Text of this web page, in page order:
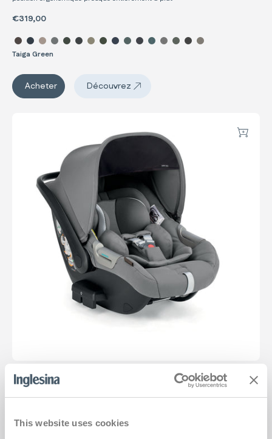
This website uses cookies
€319,00
Sélectionner la couleur Darwin Infant
Taiga Green
Acheter
Darwin Infant Recline EVO
Découvrez Darwin Infant Recline EVO
Ajouter
DARWIN INFANT
Le siège primé pour le confort et la sécurité.
Le siège-auto pour nourrisson équipé d'une protection latérale avancée qui
favorise la posture idéale pour votre bébé.